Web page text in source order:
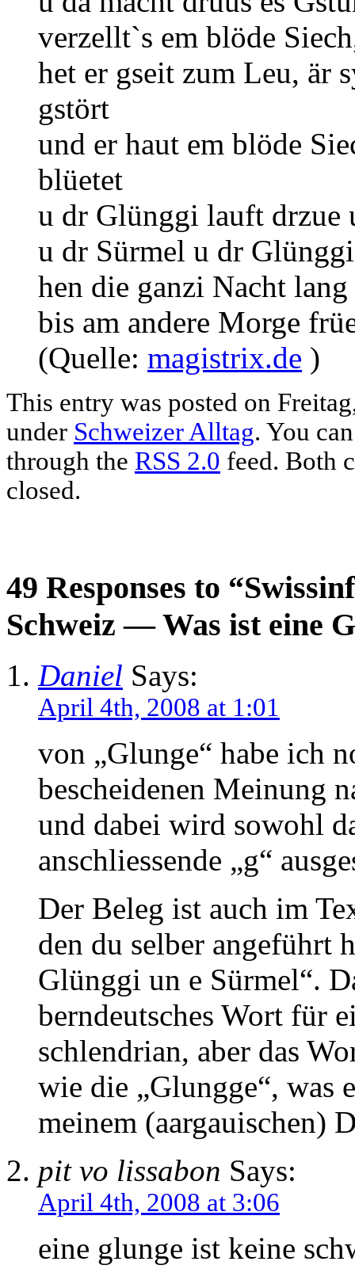
verzellt`s em blöde
het er gseit zum Leu, är
gstört
und er haut em blöde
blüetet
u dr Glünggi lauft
u dr Sürmel u dr
hen die ganzi Nacht
bis am andere Morge
(Quelle: magistrix.de )
This entry was posted on
under Schweizer Alltag. You
through the RSS 2.0 feed. Both
closed.
49 Responses to
Schweiz — Was ist eine
Daniel Says:
April 4th, 2008 at 1:01
von „Glunge“ habe ich
bescheidenen Meinung
und dabei wird sowohl
anschliessende „g“
Der Beleg ist auch im
den du selber angeführt
Glünggi un e Sürmel“.
berndeutsches Wort für
schlendrian, aber das
wie die „Glungge“, was
meinem (aargauischen)
pit vo lissabon Says:
April 4th, 2008 at 3:06
eine glunge ist keine